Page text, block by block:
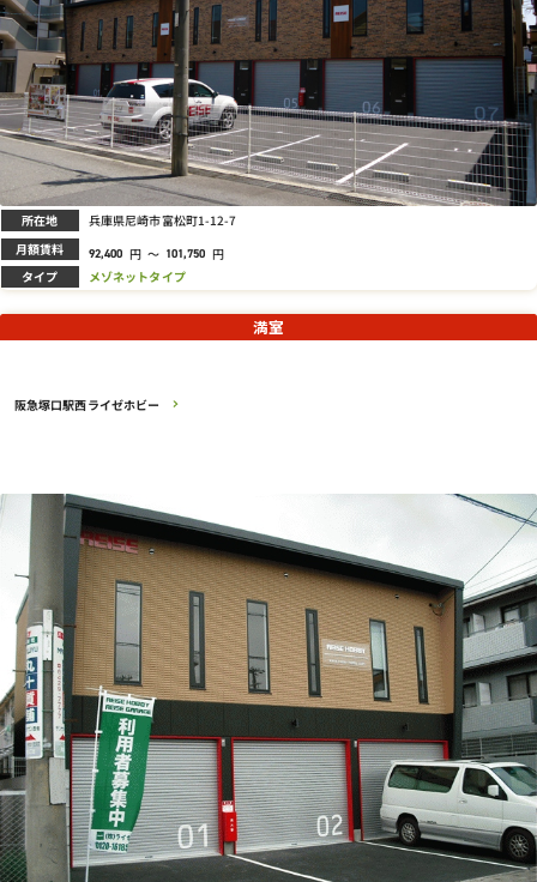
所在地 兵庫県尼崎市富松町1-12-7
月額賃料 92,400 円 ～ 101,750 円
タイプ メゾネットタイプ
阪急塚口駅西ライゼホビー
満室